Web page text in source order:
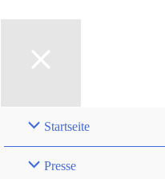
Startseite
Presse